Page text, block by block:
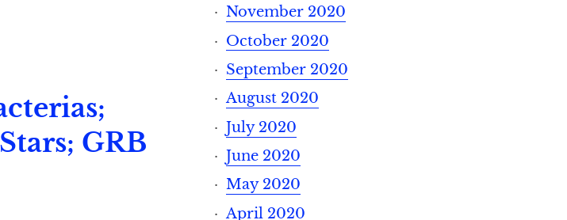
GRB
November 2020
October 2020
September 2020
August 2020
July 2020
June 2020
May 2020
April 2020